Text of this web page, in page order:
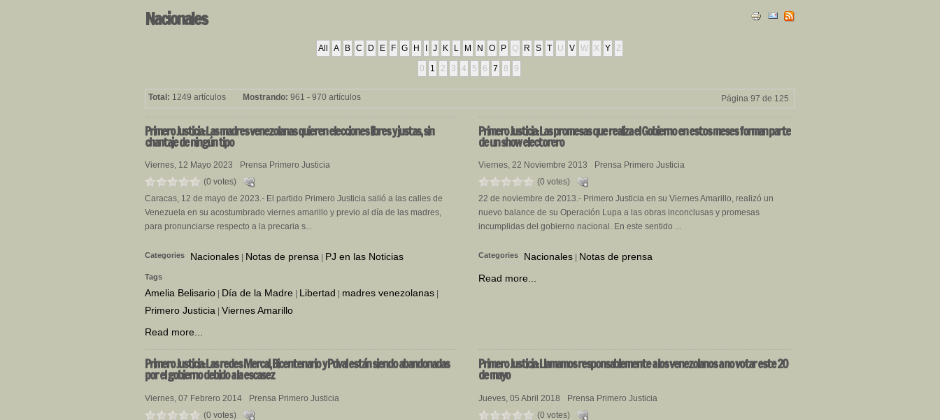
Nacionales
All A B C D E F G H J K L M N O P Q R S T U V W X Y Z
0 1 2 3 4 5 6 7 8 9
Total: 1249 artículos Mostrando: 961 - 970 artículos Página 97 de 125
PrimeroJusticia: Las madres venezolanas quieren elecciones libres y justas, sin
chantaje de ningún tipo
Viernes, 12 Mayo 2023
Prensa Primero Justicia
(0 votes)
Caracas, 12 de mayo de 2023.- El partido Primero Justicia salió a las calles de
Venezuela en su acostumbrado viernes amarillo y previo al día de las madres,
para pronunciarse respecto a la precaria s...
Categories Nacionales Notas de prensa PJ en las Noticias
Tags
Amelia Belisario Día de la Madre Libertad madres venezolanas
Primero Justicia Viernes Amarillo
Read more...
PrimeroJusticia: Las promesas que realiza el Gobierno en estos meses forman parte
de un show electorero
Viernes, 22 Noviembre 2013
Prensa Primero Justicia
(0 votes)
22 de noviembre de 2013.- Primero Justicia en su Viernes Amarillo, realizó un
nuevo balance de su Operación Lupa a las obras inconclusas y promesas
incumplidas del gobierno nacional. En este sentido ...
Categories Nacionales
Notas de prensa
Read more...
PrimeroJusticia: Las redes Mercal, Bicentenario y Pdval están siendo abandonadas
por el gobierno debido a la escasez
Viernes, 07 Febrero 2014
Prensa Primero Justicia
(0 votes)
PrimeroJusticia: Llamamos responsablemente a los venezolanos a no votar este 20
de mayo
Jueves, 05 Abril 2018
Prensa Primero Justicia
(0 votes)